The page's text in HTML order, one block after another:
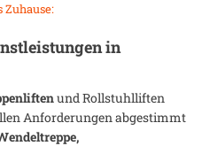
in
und Rollstuhlliften
Anforderungen abgestimmt